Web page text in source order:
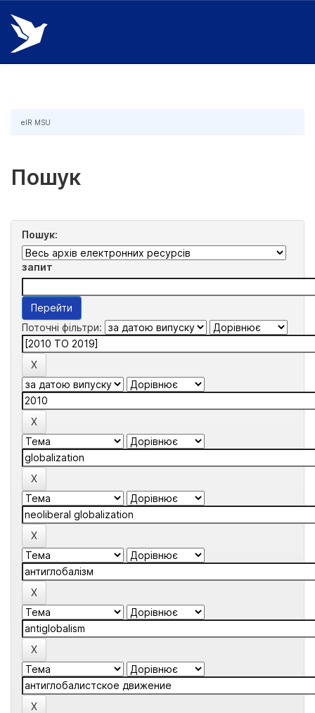
Skip
navigation
eIR MSU
Пошук
Пошук:
запит
Поточні фільтри: